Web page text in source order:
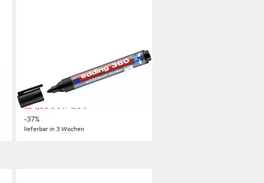
Whiteboard Marker
Whiteboardmarker edding 360
nachfüllbar 1,5-3mm schwarz
ab 1,98 €
-37%
lieferbar in 3 Wochen